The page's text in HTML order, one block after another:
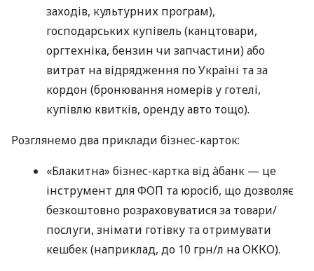
заходів, культурних програм),
господарських купівель (канцтовари,
оргтехніка, бензин чи запчастини) або
витрат на відрядження по Україні та за
кордон (бронювання номерів у готелі,
купівлю квитків, оренду авто тощо).
Розглянемо два приклади бізнес-карток:
«Блакитна» бізнес-картка від àбанк — це
інструмент для ФОП та юросіб, що дозволяє
безкоштовно розраховуватися за товари/
послуги, знімати готівку та отримувати
кешбек (наприклад, до 10 грн/л на ОККО).